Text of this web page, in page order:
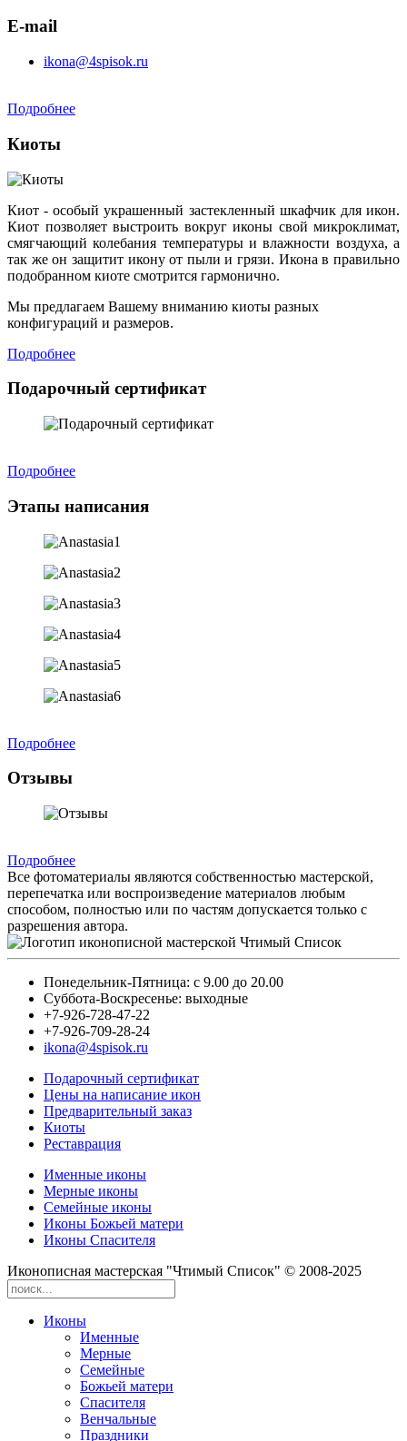
E-mail
ikona@4spisok.ru
Подробнее
Киоты
Киот - особый украшенный застекленный шкафчик для икон.
Киот позволяет выстроить вокруг иконы свой микроклимат,
смягчающий колебания температуры и влажности воздуха, а
так же он защитит икону от пыли и грязи. Икона в правильно
подобранном киоте смотрится гармонично.
Мы предлагаем Вашему вниманию киоты разных
конфигураций и размеров.
Подробнее
Подарочный сертификат
Подробнее
Этапы написания
Подробнее
Отзывы
Подробнее
Все фотоматериалы являются собственностью мастерской,
перепечатка или воспроизведение материалов любым
способом, полностью или по частям допускается только с
разрешения автора.
Понедельник-Пятница: с 9.00 до 20.00
Суббота-Воскресенье: выходные
+7-926-728-47-22
+7-926-709-28-24
ikona@4spisok.ru
Подарочный сертификат
Цены на написание икон
Предварительный заказ
Киоты
Реставрация
Именные иконы
Мерные иконы
Семейные иконы
Иконы Божьей матери
Иконы Спасителя
Иконописная мастерская "Чтимый Список" © 2008-2025
Иконы
Именные
Мерные
Семейные
Божьей матери
Спасителя
Венчальные
Праздники